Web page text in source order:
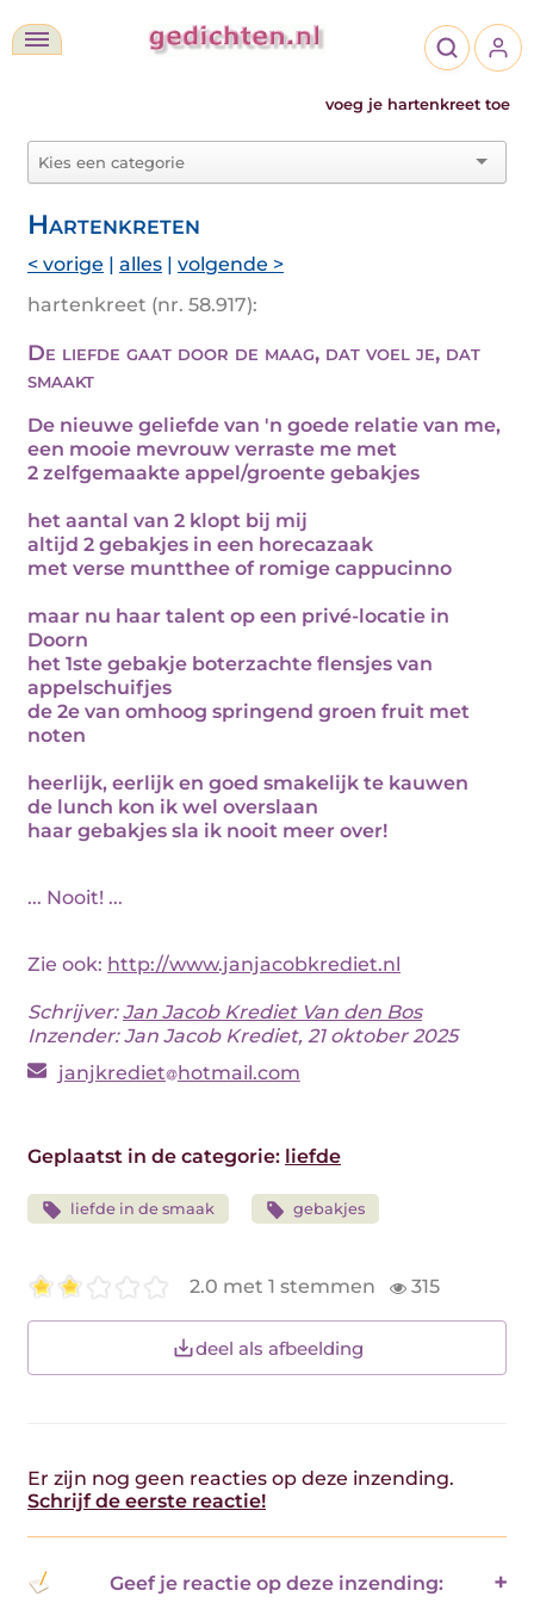
voeg je hartenkreet toe
Hartenkreten
< vorige | alles | volgende >
hartenkreet (nr. 58.917):
De liefde gaat door de maag, dat voel je, dat
smaakt
De nieuwe geliefde van 'n goede relatie van me,
een mooie mevrouw verraste me met
2 zelfgemaakte appel/groente gebakjes
het aantal van 2 klopt bij mij
altijd 2 gebakjes in een horecazaak
met verse muntthee of romige cappucinno
maar nu haar talent op een privé-locatie in
Doorn
het 1ste gebakje boterzachte flensjes van
appelschuifjes
de 2e van omhoog springend groen fruit met
noten
heerlijk, eerlijk en goed smakelijk te kauwen
de lunch kon ik wel overslaan
haar gebakjes sla ik nooit meer over!
... Nooit! ...
Zie ook: http://www.janjacobkrediet.nl
Schrijver:Jan Jacob Krediet Van den Bos
Inzender: Jan Jacob Krediet, 21 oktober 2025
janjkrediet hotmail.com
Geplaatst in de categorie: liefde
liefde in de smaak gebakjes
2.0 met 1 stemmen 315
deel als afbeelding
Er zijn nog geen reacties op deze inzending.
Schrijf de eerste reactie!
Geef je reactie op deze inzending: